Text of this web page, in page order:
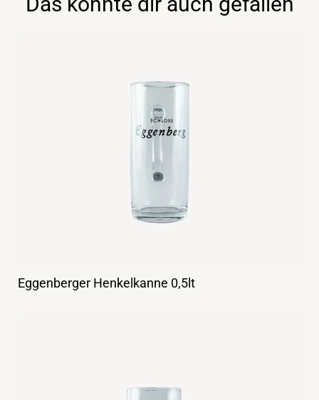
Eggenberger Henkelkanne 0,5lt